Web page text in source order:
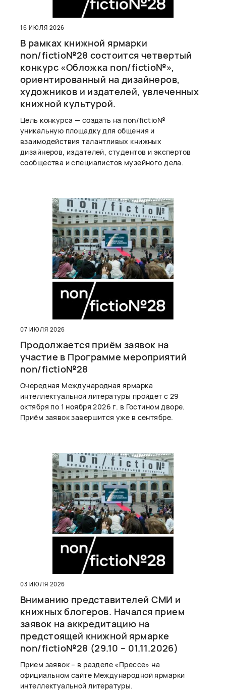
16 ИЮЛЯ 2026
В рамках книжной ярмарки
non/fictio№28 состоится четвертый
конкурс «Обложка non/fictio№»,
ориентированный на дизайнеров,
художников и издателей, увлеченных
книжной культурой.
Цель конкурса — создать на non/fictio№
уникальную площадку для общения и
взаимодействия талантливых книжных
дизайнеров, издателей, студентов и экспертов
сообщества и специалистов музейного дела.
07 ИЮЛЯ 2026
Продолжается приём заявок на
участие в Программе мероприятий
non/fictio№28
Очередная Международная ярмарка
интеллектуальной литературы пройдет с 29
октября по 1 ноября 2026 г. в Гостином дворе.
Приём заявок завершится уже в сентябре.
03 ИЮЛЯ 2026
Вниманию представителей СМИ и
книжных блогеров. Начался прием
заявок на аккредитацию на
предстоящей книжной ярмарке
non/fictio№28 (29.10 – 01.11.2026)
Прием заявок – в разделе «Прессе» на
официальном сайте Международной ярмарки
интеллектуальной литературы.